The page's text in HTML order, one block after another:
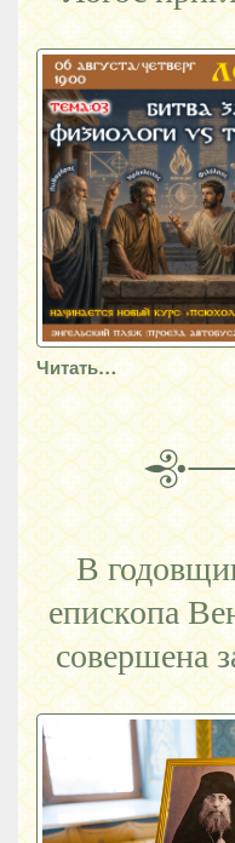
Читать…
В
епископа
совершена